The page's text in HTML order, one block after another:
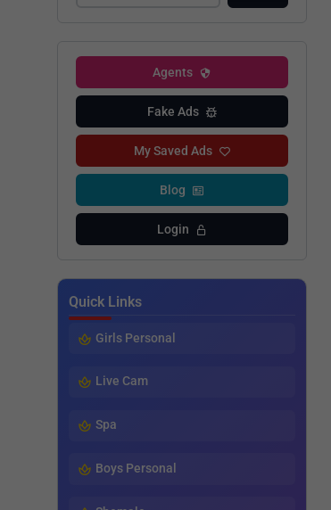
Agents
Fake Ads
My Saved Ads
Blog
Login
Quick Links
Girls Personal
Live Cam
Spa
Boys Personal